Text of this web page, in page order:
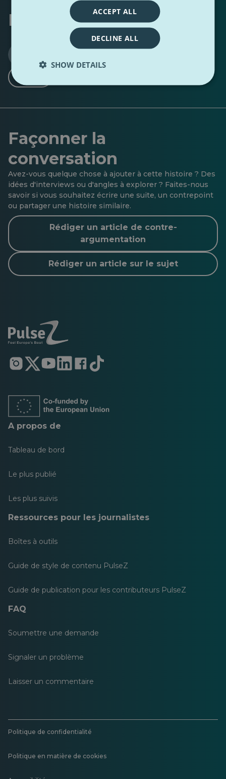
Rédigé par
Milan Golob
0 Suiveur·0 Suiveur
Façonner la
conversation
Avez-vous quelque chose à ajouter à cette histoire ? Des
idées d'interviews ou d'angles à explorer ? Faites-nous
savoir si vous souhaitez écrire une suite, un contrepoint
ou partager une histoire similaire.
Rédiger un article de contre-
argumentation
Rédiger un article sur le sujet
S'ouvre
dans
onglet
S'ouvre
dans
onglet
S'ouvre
dans
onglet
S'ouvre
dans
onglet
S'ouvre
dans
onglet
S'ouvre
dans
A propos de
Tableau de bord
Le plus publié
Les plus suivis
Ressources pour les journalistes
Boîtes à outils
Guide de style de contenu PulseZ
Guide de publication pour les contributeurs PulseZ
FAQ
Soumettre une demande
Signaler un problème
Laisser un commentaire
Politique de confidentialité
Politique en matière de cookies
ACCEPT ALL
DECLINE ALL
SHOW DETAILS